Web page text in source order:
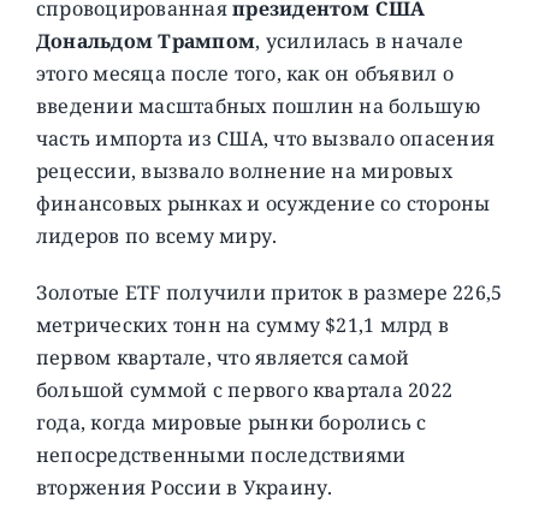
спровоцированнаяпрезидентом США
Дональдом Трампом, усилилась в начале
этого месяца после того, как он объявил о
введении масштабных пошлин на большую
часть импорта из США, что вызвало опасения
рецессии, вызвало волнение на мировых
финансовых рынках и осуждение со стороны
лидеров по всему миру.
Золотые ETF получили приток в размере 226,5
метрических тонн на сумму $21,1 млрд в
первом квартале, что является самой
большой суммой с первого квартала 2022
года, когда мировые рынки боролись с
непосредственными последствиями
вторжения России в Украину.